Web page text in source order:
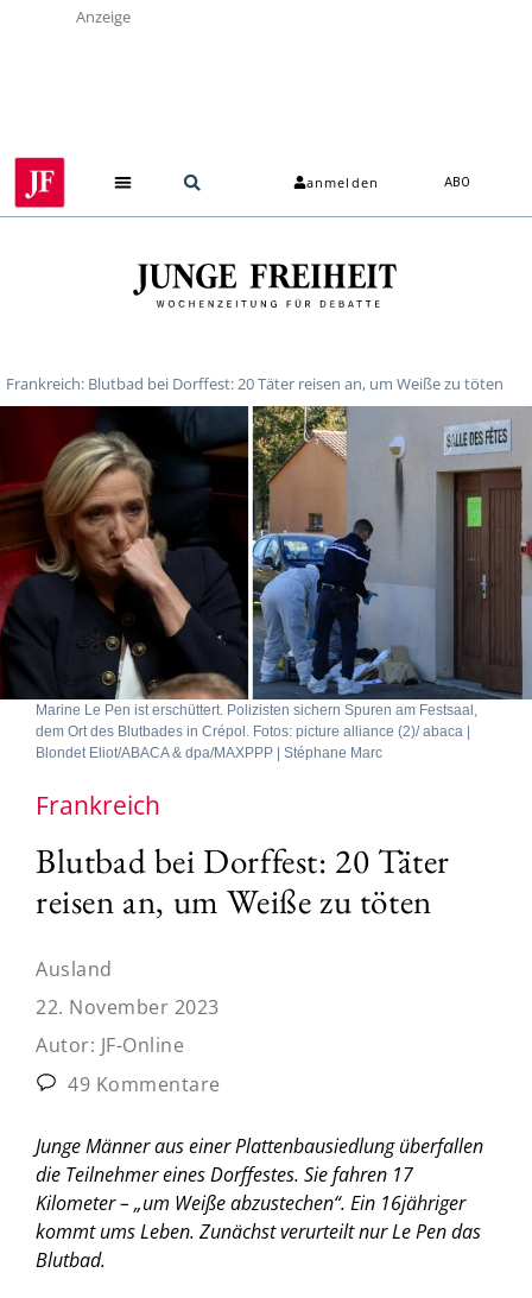
Anzeige
anmelden ABO
Frankreich: Blutbad bei Dorffest: 20 Täter reisen an, um Weiße zu töten
Marine Le Pen ist erschüttert. Polizisten sichern Spuren am Festsaal,
dem Ort des Blutbades in Crépol. Fotos: picture alliance (2)/ abaca |
Blondet Eliot/ABACA & dpa/MAXPPP | Stéphane Marc
Frankreich
Blutbad bei Dorffest: 20 Täter
reisen an, um Weiße zu töten
Ausland
22. November 2023
Autor: JF-Online
49 Kommentare
Junge Männer aus einer Plattenbausiedlung überfallen
die Teilnehmer eines Dorffestes. Sie fahren 17
Kilometer – „um Weiße abzustechen“. Ein 16jähriger
kommt ums Leben. Zunächst verurteilt nur Le Pen das
Blutbad.